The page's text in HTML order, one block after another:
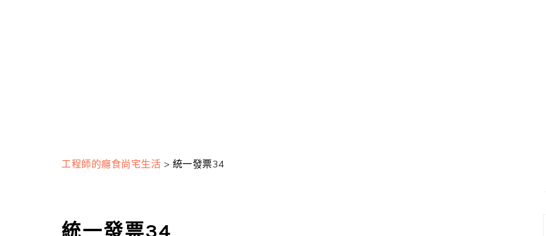
工程師的癮食尚宅生活 > 統一發票34
統一發票34